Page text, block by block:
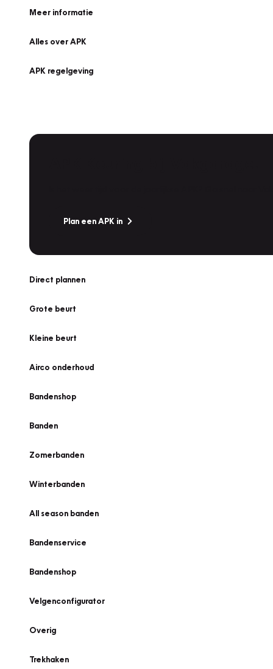
Meer informatie
Alles over APK
APK regelgeving
Plan een APK in
Direct plannen
Grote beurt
Kleine beurt
Airco onderhoud
Bandenshop
Banden
Zomerbanden
Winterbanden
All season banden
Bandenservice
Bandenshop
Velgenconfigurator
Overig
Trekhaken